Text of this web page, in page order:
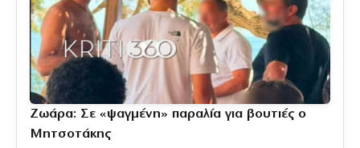
Ζωάρα: Σε «ψαγμένη» παραλία για βουτιές ο
Μητσοτάκης